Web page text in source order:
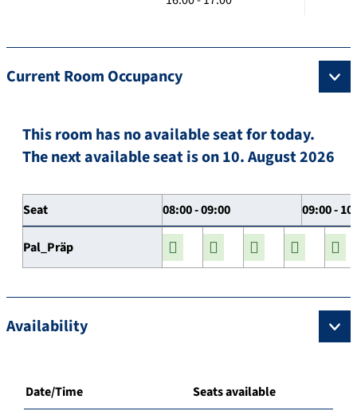
Current Room Occupancy
This room has no available seat for today.
The next available seat is on 10. August 2026
Seat 08:00 - 09:00 09:00 -
Pal_Präp
Availability
Date/Time Seats available